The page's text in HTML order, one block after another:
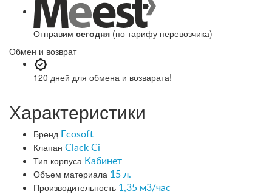
Отправим сегодня (по тарифу перевозчика)
Обмен и возврат
120 дней для обмена и возварата!
Характеристики
Бренд Ecosoft
Клапан Clack Ci
Тип корпуса Кабинет
Объем материала 15 л.
Производительность 1,35 м3/час